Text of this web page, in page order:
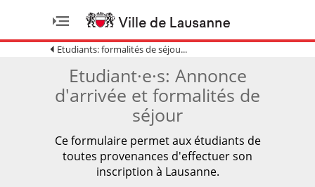
Etudiants: formalités de séjou...
Etudiant·e·s: Annonce
d'arrivée et formalités de
séjour
Ce formulaire permet aux étudiants de
toutes provenances d'effectuer son
inscription à Lausanne.